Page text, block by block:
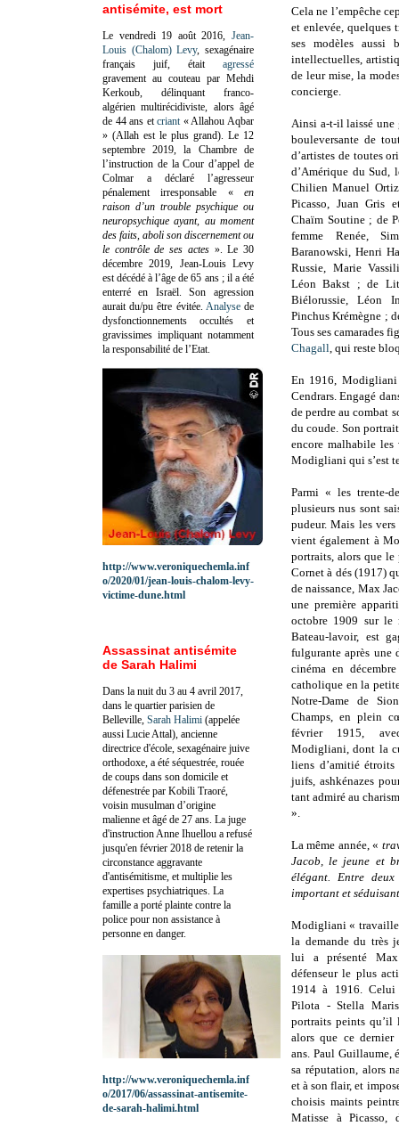
Cela ne l’empêche
et enlevée, quelques
ses modèles aussi
intellectuelles,
de leur mise, la
concierge.
Ainsi a-t-il laissé une
bouleversante de
d’artistes de toutes
d’Amérique du
Chilien Manuel Ortiz
Picasso, Juan Gris
Chaïm Soutine ; de
femme Renée,
Baranowski, Henri
Russie, Marie
Léon Bakst ; de
Biélorussie, Léon
Pinchus Krémègne ;
Tous ses camarades
Chagall, qui reste
En 1916, Modigliani
Cendrars. Engagé
de perdre au combat
du coude. Son
encore malhabile
Modigliani qui s’est
Parmi « les trente-
plusieurs nus sont
pudeur. Mais les
vient également à
portraits, alors que le
Cornet à dés (1917)
de naissance, Max
une première
octobre 1909 sur le
Bateau-lavoir, est
fulgurante après une
cinéma en
catholique en la
Notre-Dame de
Champs, en plein
février 1915,
Modigliani, dont la
liens d’amitié étroits
juifs, ashkénazes
tant admiré au
».
La même année, «
Jacob, le jeune et
élégant. Entre
important et
Modigliani « travaille
la demande du très
lui a présenté
défenseur le plus
1914 à 1916.
Pilota - Stella
portraits peints qu’il
alors que ce dernier
ans. Paul Guillaume,
sa réputation, alors
et à son flair, et
choisis maints
Matisse à Picasso,
antisémite, est mort
Le vendredi 19 août 2016, Jean-
Louis (Chalom) Levy, sexagénaire
français juif, était agressé
gravement au couteau par Mehdi
Kerkoub, délinquant franco-
algérien multirécidiviste, alors âgé
de 44 ans etcriant « Allahou Aqbar
» (Allah est le plus grand). Le 12
septembre 2019, la Chambre de
l’instruction de la Cour d’appel de
Colmar a déclaré l’agresseur
pénalement irresponsable «en
raison d’un trouble psychique ou
neuropsychique ayant, au moment
des faits, aboli son discernement ou
le contrôle de ses actes». Le 30
décembre 2019, Jean-Louis Levy
est décédé à l’âge de 65 ans ; il a été
enterré en Israël. Son agression
aurait du/pu être évitée. Analysede
dysfonctionnements occultés et
gravissimes impliquant notamment
la responsabilité de l’Etat.
http://www.veroniquechemla.inf
o/2020/01/jean-louis-chalom-levy-
victime-dune.html
Assassinat antisémite
de Sarah Halimi
Dans la nuit du 3 au 4 avril 2017,
dans le quartier parisien de
Belleville, Sarah Halimi (appelée
aussi Lucie Attal), ancienne
directrice d'école, sexagénaire juive
orthodoxe, a été séquestrée, rouée
de coups dans son domicile et
défenestrée par Kobili Traoré,
voisin musulman d’origine
malienne et âgé de 27 ans. La juge
d'instruction Anne Ihuellou a refusé
jusqu'en février 2018 de retenir la
circonstance aggravante
d'antisémitisme, et multiplie les
expertises psychiatriques. La
famille a porté plainte contre la
police pour non assistance à
personne en danger.
http://www.veroniquechemla.inf
o/2017/06/assassinat-antisemite-
de-sarah-halimi.html